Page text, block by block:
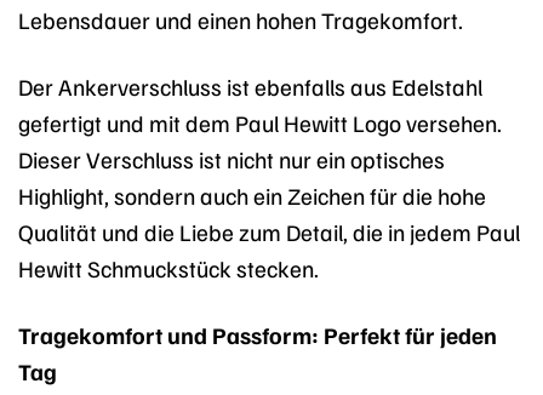
Lebensdauer und einen hohen Tragekomfort.
Der Ankerverschluss ist ebenfalls aus Edelstahl
gefertigt und mit dem Paul Hewitt Logo versehen.
Dieser Verschluss ist nicht nur ein optisches
Highlight, sondern auch ein Zeichen für die hohe
Qualität und die Liebe zum Detail, die in jedem Paul
Hewitt Schmuckstück stecken.
Tragekomfort und Passform: Perfekt für jeden
Tag